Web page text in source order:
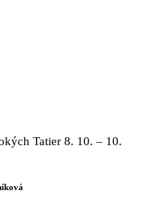
Tatier 8. 10. – 10.